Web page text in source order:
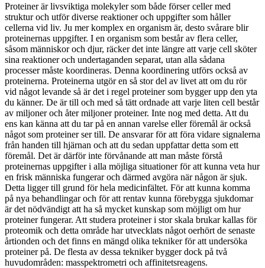
Proteiner är livsviktiga molekyler som både förser celler med
struktur och utför diverse reaktioner och uppgifter som håller
cellerna vid liv. Ju mer komplex en organism är, desto svårare blir
proteinernas uppgifter. I en organism som består av flera celler,
såsom människor och djur, räcker det inte längre att varje cell sköter
sina reaktioner och undertaganden separat, utan alla sådana
processer måste koordineras. Denna koordinering utförs också av
proteinerna. Proteinerna utgör en så stor del av livet att om du rör
vid något levande så är det i regel proteiner som bygger upp den yta
du känner. De är till och med så tätt ordnade att varje liten cell består
av miljoner och åter miljoner proteiner. Inte nog med detta. Att du
ens kan känna att du tar på en annan varelse eller föremål är också
något som proteiner ser till. De ansvarar för att föra vidare signalerna
från handen till hjärnan och att du sedan uppfattar detta som ett
föremål. Det är därför inte förvånande att man måste förstå
proteinernas uppgifter i alla möjliga situationer för att kunna veta hur
en frisk människa fungerar och därmed avgöra när någon är sjuk.
Detta ligger till grund för hela medicinfältet. För att kunna komma
på nya behandlingar och för att rentav kunna förebygga sjukdomar
är det nödvändigt att ha så mycket kunskap som möjligt om hur
proteiner fungerar. Att studera proteiner i stor skala brukar kallas för
proteomik och detta område har utvecklats något oerhört de senaste
årtionden och det finns en mängd olika tekniker för att undersöka
proteiner på. De flesta av dessa tekniker bygger dock på två
huvudområden: masspektrometri och affinitetsreagens.